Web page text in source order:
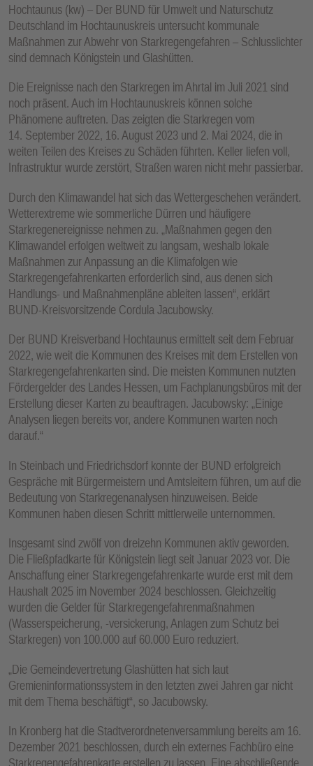
Hochtaunus (kw) – Der BUND für Umwelt und Naturschutz
Deutschland im Hochtaunuskreis untersucht kommunale
Maßnahmen zur Abwehr von Starkregengefahren – Schlusslichter
sind demnach Königstein und Glashütten.
Die Ereignisse nach den Starkregen im Ahrtal im Juli 2021 sind
noch präsent. Auch im Hochtaunuskreis können solche
Phänomene auftreten. Das zeigten die Starkregen vom
14. September 2022, 16. August 2023 und 2. Mai 2024, die in
weiten Teilen des Kreises zu Schäden führten. Keller liefen voll,
Infrastruktur wurde zerstört, Straßen waren nicht mehr passierbar.
Durch den Klimawandel hat sich das Wettergeschehen verändert.
Wetterextreme wie sommerliche Dürren und häufigere
Starkregenereignisse nehmen zu. „Maßnahmen gegen den
Klimawandel erfolgen weltweit zu langsam, weshalb lokale
Maßnahmen zur Anpassung an die Klimafolgen wie
Starkregengefahrenkarten erforderlich sind, aus denen sich
Handlungs- und Maßnahmenpläne ableiten lassen“, erklärt
BUND-Kreisvorsitzende Cordula Jacubowsky.
Der BUND Kreisverband Hochtaunus ermittelt seit dem Februar
2022, wie weit die Kommunen des Kreises mit dem Erstellen von
Starkregengefahrenkarten sind. Die meisten Kommunen nutzten
Fördergelder des Landes Hessen, um Fachplanungsbüros mit der
Erstellung dieser Karten zu beauftragen. Jacubowsky: „Einige
Analysen liegen bereits vor, andere Kommunen warten noch
darauf.“
In Steinbach und Friedrichsdorf konnte der BUND erfolgreich
Gespräche mit Bürgermeistern und Amtsleitern führen, um auf die
Bedeutung von Starkregenanalysen hinzuweisen. Beide
Kommunen haben diesen Schritt mittlerweile unternommen.
Insgesamt sind zwölf von dreizehn Kommunen aktiv geworden.
Die Fließpfadkarte für Königstein liegt seit Januar 2023 vor. Die
Anschaffung einer Starkregengefahrenkarte wurde erst mit dem
Haushalt 2025 im November 2024 beschlossen. Gleichzeitig
wurden die Gelder für Starkregengefahrenmaßnahmen
(Wasserspeicherung, -versickerung, Anlagen zum Schutz bei
Starkregen) von 100.000 auf 60.000 Euro reduziert.
„Die Gemeindevertretung Glashütten hat sich laut
Gremieninformationssystem in den letzten zwei Jahren gar nicht
mit dem Thema beschäftigt“, so Jacubowsky.
In Kronberg hat die Stadtverordnetenversammlung bereits am 16.
Dezember 2021 beschlossen, durch ein externes Fachbüro eine
Starkregengefahrenkarte erstellen zu lassen. Eine abschließende